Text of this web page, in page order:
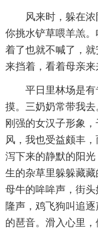
风来时，躲在
你挑水铲草喂羊羔
着了也就不喊了，
来挡着，看着母亲来
平日里林场是
摸。三奶奶常带我
刚强的女汉子形象
风，我也受益颇丰
泻下来的静默的阳
生的杂草里躲躲藏
母牛的哞哞声，街
隆声，鸡飞狗叫追
的琶音。滑入心里